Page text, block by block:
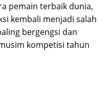
pemain terbaik dunia,
kembali menjadi salah
bergengsi dan
kompetisi tahun